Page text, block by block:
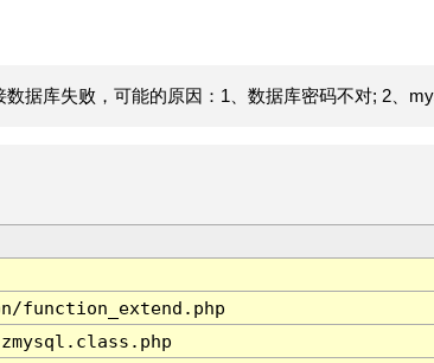
据库失败，可能的原因：1、数据库密码不对; 2、
function_extend.php